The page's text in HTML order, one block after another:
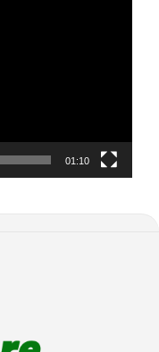
01:10